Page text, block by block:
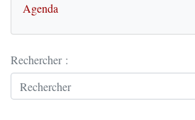
Agenda
Rechercher :